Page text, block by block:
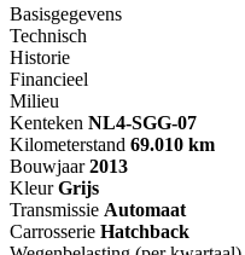
Basisgegevens
Technisch
Historie
Financieel
Milieu
Kenteken NL4-SGG-07
Kilometerstand 69.010 km
Bouwjaar 2013
Kleur Grijs
Transmissie Automaat
Carrosserie Hatchback